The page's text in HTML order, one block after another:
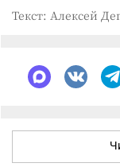
Текст: Алексей